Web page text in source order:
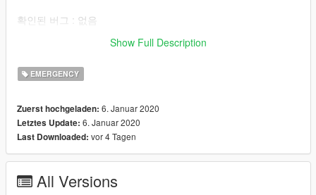
확인된 버그 : 없음
제작자 디스코드 : Dachshund#1222
Show Full Description
EMERGENCY
Zuerst hochgeladen: 6. Januar 2020
Letztes Update: 6. Januar 2020
Last Downloaded: vor 4 Tagen
All Versions